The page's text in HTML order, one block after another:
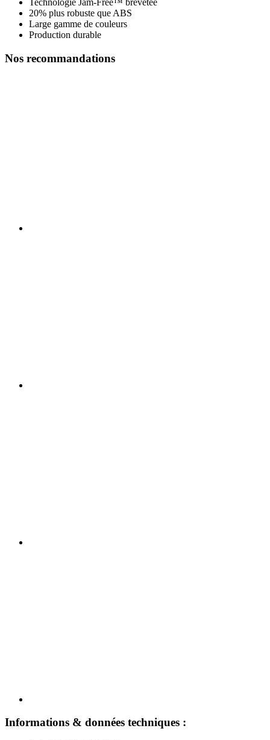
Technologie Jam-Free™ brevetée
20% plus robuste que ABS
Large gamme de couleurs
Production durable
Nos recommandations
Informations & données techniques :